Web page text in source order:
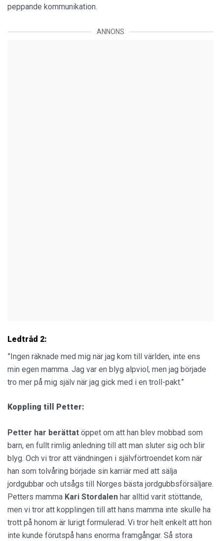
peppande kommunikation.
ANNONS
Ledtråd 2:
”Ingen räknade med mig när jag kom till världen, inte ens
min egen mamma. Jag var en blyg alpviol, men jag började
tro mer på mig själv när jag gick med i en troll-pakt.”
Koppling till Petter:
Petter har berättat öppet om att han blev mobbad som
barn, en fullt rimlig anledning till att man sluter sig och blir
blyg. Och vi tror att vändningen i självförtroendet kom när
han som tolvåring började sin karriär med att sälja
jordgubbar och utsågs till Norges bästa jordgubbsförsäljare.
Petters mamma Kari Stordalen har alltid varit stöttande,
men vi tror att kopplingen till att hans mamma inte skulle ha
trott på honom är lurigt formulerad. Vi tror helt enkelt att hon
inte kunde förutspå hans enorma framgångar. Så stora